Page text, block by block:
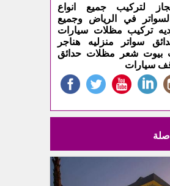
لتركيب جميع انواع
في الرياض وجميع
تركيب مظلات سيارات
سواتر منزليه هناجر
بيوت شعر مظلات حدائق
سيارات
صلة